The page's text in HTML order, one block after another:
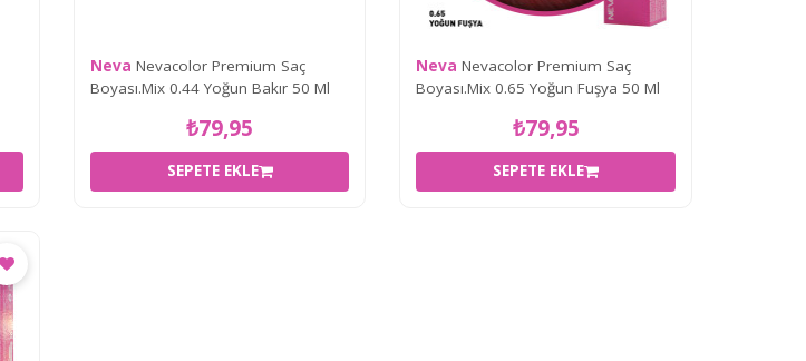
Neva Nevacolor Premium Saç
Boyası.Mix 0.44 Yoğun Bakır 50 Ml
₺79,95
SEPETE EKLE
Neva Nevacolor Premium Saç
Boyası.Mix 0.65 Yoğun Fuşya 50 Ml
₺79,95
SEPETE EKLE